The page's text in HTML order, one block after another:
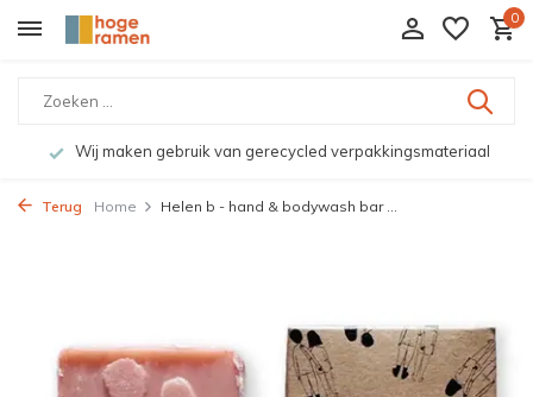
0
Wij maken gebruik van gerecycled verpakkingsmateriaal
Terug Home Helen b - hand & bodywash bar ...